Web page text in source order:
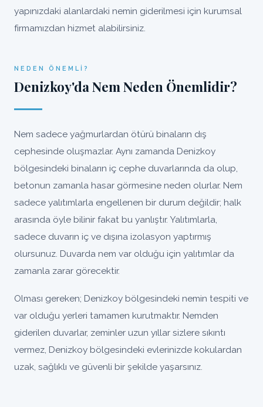
yapınızdaki alanlardaki nemin giderilmesi için kurumsal
firmamızdan hizmet alabilirsiniz.
NEDEN ÖNEMLI?
Denizkoy'da Nem Neden Önemlidir?
Nem sadece yağmurlardan ötürü binaların dış
cephesinde oluşmazlar. Aynı zamanda Denizkoy
bölgesindeki binaların iç cephe duvarlarında da olup,
betonun zamanla hasar görmesine neden olurlar. Nem
sadece yalıtımlarla engellenen bir durum değildir; halk
arasında öyle bilinir fakat bu yanlıştır. Yalıtımlarla,
sadece duvarın iç ve dışına izolasyon yaptırmış
olursunuz. Duvarda nem var olduğu için yalıtımlar da
zamanla zarar görecektir.
Olması gereken; Denizkoy bölgesindeki nemin tespiti ve
var olduğu yerleri tamamen kurutmaktır. Nemden
giderilen duvarlar, zeminler uzun yıllar sizlere sıkıntı
vermez, Denizkoy bölgesindeki evlerinizde kokulardan
uzak, sağlıklı ve güvenli bir şekilde yaşarsınız.